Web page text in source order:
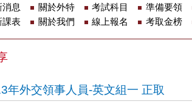
息
關於外特 考試科目 準備要領
課表
關於我們 線上報名 考取金榜
年外交領事人員-英文組一 正取